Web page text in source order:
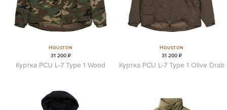
Houston
31 200 ₽
Куртка PCU L-7 Type 1 Wood
Houston
31 200 ₽
Куртка PCU L-7 Type 1 Olive Drab